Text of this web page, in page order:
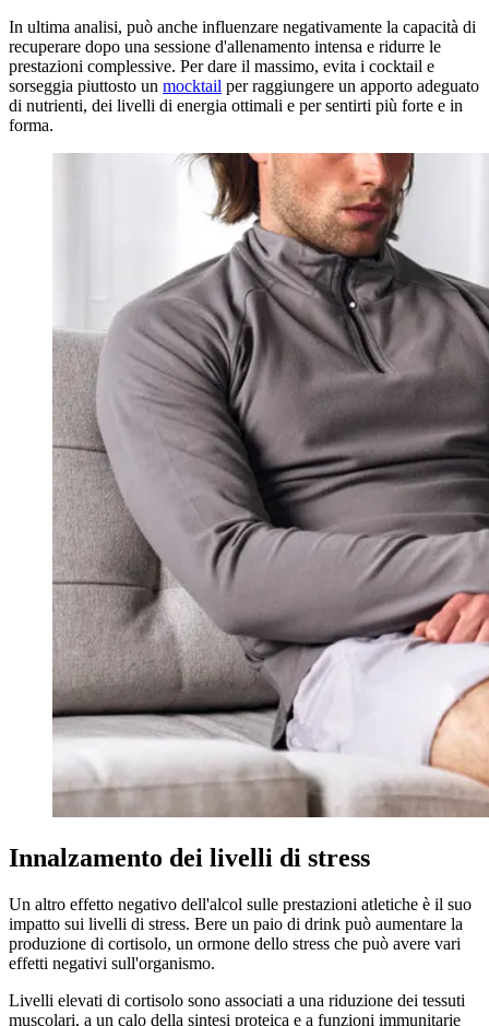
In ultima analisi, può anche influenzare negativamente la capacità di
recuperare dopo una sessione d'allenamento intensa e ridurre le
prestazioni complessive. Per dare il massimo, evita i cocktail e
sorseggia piuttosto un mocktail per raggiungere un apporto adeguato
di nutrienti, dei livelli di energia ottimali e per sentirti più forte e in
forma.
Innalzamento dei livelli di stress
Un altro effetto negativo dell'alcol sulle prestazioni atletiche è il suo
impatto sui livelli di stress. Bere un paio di drink può aumentare la
produzione di cortisolo, un ormone dello stress che può avere vari
effetti negativi sull'organismo.
Livelli elevati di cortisolo sono associati a una riduzione dei tessuti
muscolari, a un calo della sintesi proteica e a funzioni immunitarie